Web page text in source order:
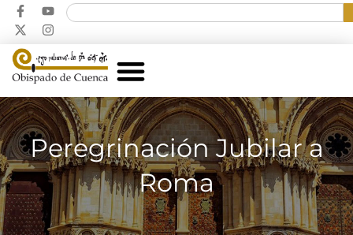
Peregrinación Jubilar a
Roma